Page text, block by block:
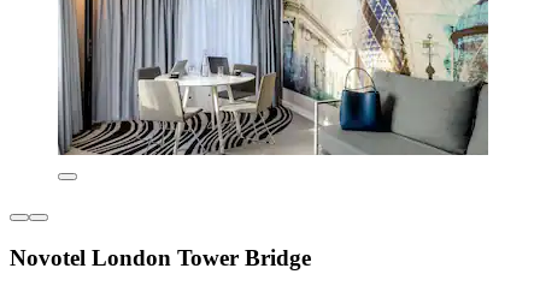
Novotel London Tower Bridge